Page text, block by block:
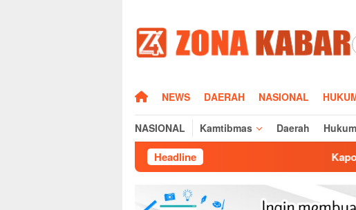
konten
HOMENEWS DAERAH NASIONAL
NASIONAL Kamtibmas Daerah
Headline Kapolres Majalengka